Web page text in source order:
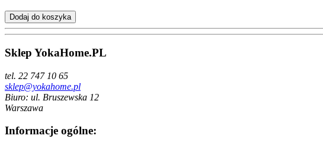
Dodaj do koszyka
Sklep YokaHome.PL
tel. 22 747 10 65
sklep@yokahome.pl
Biuro: ul. Bruszewska 12
Warszawa
Informacje ogólne: